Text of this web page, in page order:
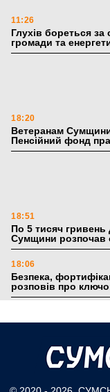
11:26
Глухів бореться
громади та
18:20
Ветеранам Сумщини
Пенсійний фонд
18:51
По 5 тисяч
Сумщини розпочав
18:06
Безпека,
розповів про
Поки літо плавить